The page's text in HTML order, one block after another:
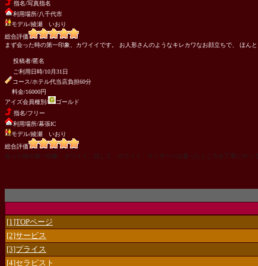
指名/写真指名
利用場所/八千代市
モデル/綾瀬 いおり
総合評価
まず会った時の第一印象、カワイイです。 お人形さんのようなキレカワなお顔立ちで、 ほん
投稿者/匿名
ご利用日時/10月31日
コース/ホテル代当店負担60分
料金/16000円
アイズ会員種別/
ゴールド
指名/フリー
利用場所/幕張IC
モデル/綾瀬 いおり
総合評価
会った時の第一印象、カワイイ。話して、カワイイ。マッサージは凝ったところを丁寧にや
[1]TOPページ
[2]サービス
[3]プライス
[4]セラピスト